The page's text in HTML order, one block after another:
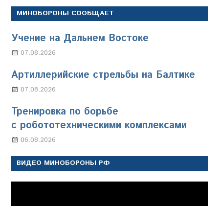
МИНОБОРОНЫ СООБЩАЕТ
Учение на Дальнем Востоке
07.08.2026
Артиллерийские стрельбы на Балтике
07.08.2026
Тренировка по борьбе
с робототехническими комплексами
06.08.2026
ВИДЕО МИНОБОРОНЫ РФ